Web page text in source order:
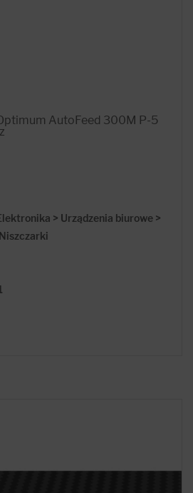
AutoFeed 300M P-5
> Urządzenia biurowe >